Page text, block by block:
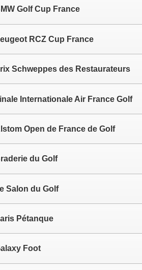
Golf Cup France
RCZ Cup France
Schweppes des Restaurateurs
Internationale Air France Golf
Open de France de Golf
du Golf
Salon du Golf
Pétanque
Foot